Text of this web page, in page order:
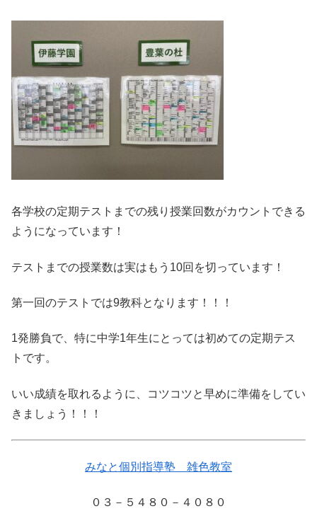
各学校の定期テストまでの残り授業回数がカウントできる
ようになっています！
テストまでの授業数は実はもう10回を切っています！
第一回のテストでは9教科となります！！！
1発勝負で、特に中学1年生にとっては初めての定期テス
トです。
いい成績を取れるように、コツコツと早めに準備をしてい
きましょう！！！
みなと個別指導塾 雑色教室
０３－５４８０－４０８０